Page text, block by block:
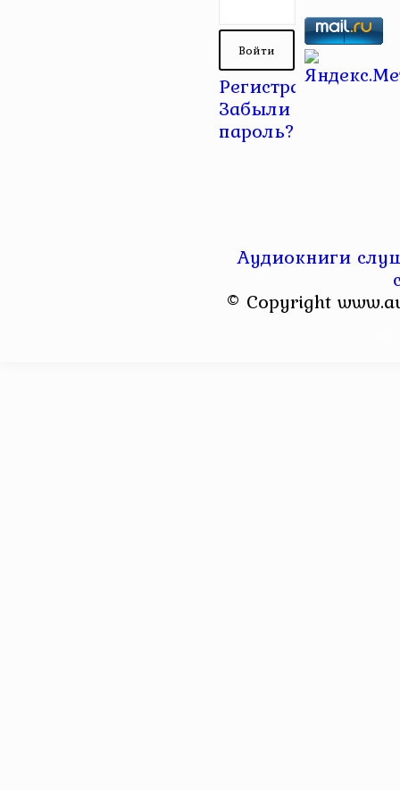
Регистрация |
Забыли
пароль?
Аудиокниги
© Copyright